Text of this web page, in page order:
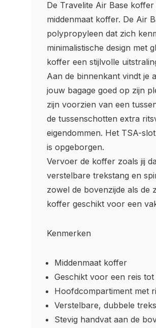
De Travelite Air Base
middenmaat koffer. De Air
polypropyleen dat zich
minimalistische design met
koffer een stijlvolle
Aan de binnenkant vindt je
jouw bagage goed op zijn
zijn voorzien van een
de tussenschotten extra
eigendommen. Het TSA-
is opgeborgen.
Vervoer de koffer zoals jij
verstelbare trekstang en
zowel de bovenzijde als de
koffer geschikt voor een
Kenmerken
Middenmaat koffer
Geschikt voor een reis tot
Hoofdcompartiment met
Verstelbare, dubbele
Stevig handvat aan de